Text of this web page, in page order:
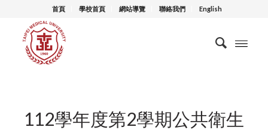
首頁 學校首頁 網站導覽 聯絡我們 English
112學年度第2學期公共衛生